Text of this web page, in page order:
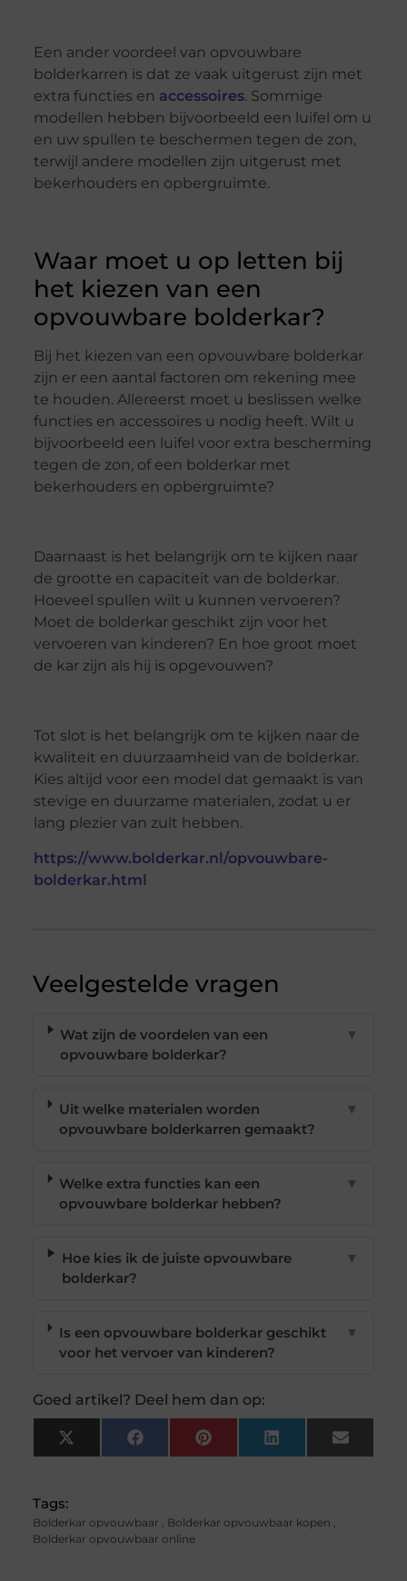
Een ander voordeel van opvouwbare
bolderkarren is dat ze vaak uitgerust zijn met
extra functies en accessoires. Sommige
modellen hebben bijvoorbeeld een luifel om u
en uw spullen te beschermen tegen de zon,
terwijl andere modellen zijn uitgerust met
bekerhouders en opbergruimte.
Waar moet u op letten bij
het kiezen van een
opvouwbare bolderkar?
Bij het kiezen van een opvouwbare bolderkar
zijn er een aantal factoren om rekening mee
te houden. Allereerst moet u beslissen welke
functies en accessoires u nodig heeft. Wilt u
bijvoorbeeld een luifel voor extra bescherming
tegen de zon, of een bolderkar met
bekerhouders en opbergruimte?
Daarnaast is het belangrijk om te kijken naar
de grootte en capaciteit van de bolderkar.
Hoeveel spullen wilt u kunnen vervoeren?
Moet de bolderkar geschikt zijn voor het
vervoeren van kinderen? En hoe groot moet
de kar zijn als hij is opgevouwen?
Tot slot is het belangrijk om te kijken naar de
kwaliteit en duurzaamheid van de bolderkar.
Kies altijd voor een model dat gemaakt is van
stevige en duurzame materialen, zodat u er
lang plezier van zult hebben.
https://www.bolderkar.nl/opvouwbare-
bolderkar.html
Veelgestelde vragen
Wat zijn de voordelen van een
opvouwbare bolderkar?
▼
Uit welke materialen worden
opvouwbare bolderkarren gemaakt?
▼
Welke extra functies kan een
opvouwbare bolderkar hebben?
▼
Hoe kies ik de juiste opvouwbare
bolderkar?
▼
Is een opvouwbare bolderkar geschikt
voor het vervoer van kinderen?
▼
Goed artikel? Deel hem dan op:
X
(Twitter)
FacebookPinterest LinkedIn Email
Tags:
Bolderkar opvouwbaar , Bolderkar opvouwbaar kopen ,
Bolderkar opvouwbaar online